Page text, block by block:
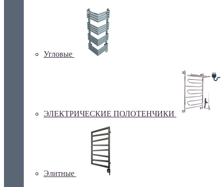
Угловые
ЭЛЕКТРИЧЕСКИЕ ПОЛОТЕНЧИКИ
Элитные